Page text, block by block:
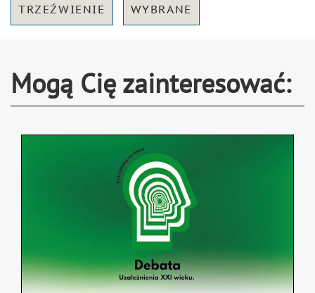
TRZEŹWIENIE WYBRANE
Mogą Cię zainteresować: